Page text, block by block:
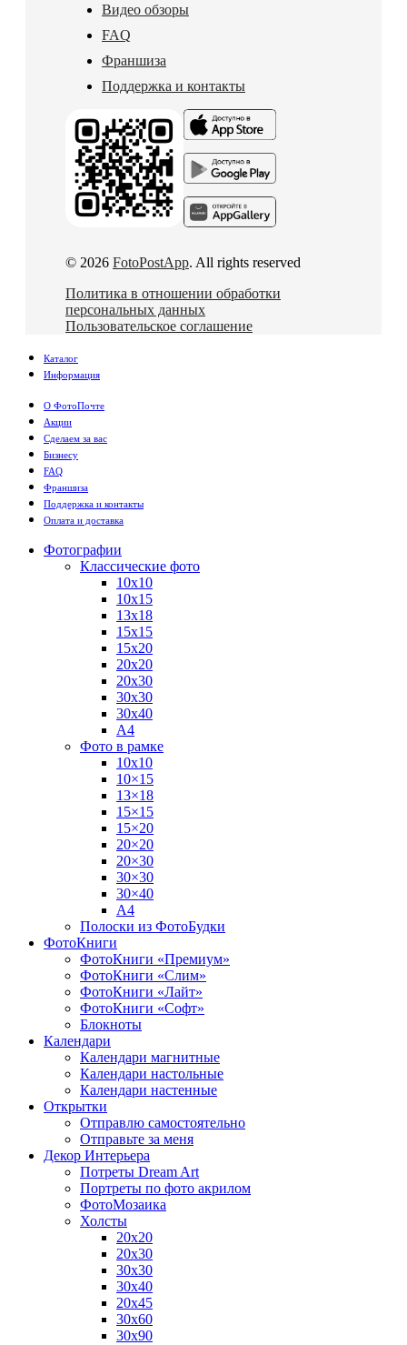
Видео обзоры
FAQ
Франшиза
Поддержка и контакты
© 2026 FotoPostApp. All rights reserved
Политика в отношении обработки
персональных данных
Пользовательское соглашение
Каталог
Информация
О ФотоПочте
Акции
Сделаем за вас
Бизнесу
FAQ
Франшиза
Поддержка и контакты
Оплата и доставка
Фотографии
Классические фото
10х10
10х15
13х18
15х15
15х20
20х20
20х30
30х30
30х40
А4
Фото в рамке
10х10
10×15
13×18
15×15
15×20
20×20
20×30
30×30
30×40
A4
Полоски из ФотоБудки
ФотоКниги
ФотоКниги «Премиум»
ФотоКниги «Слим»
ФотоКниги «Лайт»
ФотоКниги «Софт»
Блокноты
Календари
Календари магнитные
Календари настольные
Календари настенные
Открытки
Отправлю самостоятельно
Отправьте за меня
Декор Интерьера
Потреты Dream Art
Портреты по фото акрилом
ФотоМозаика
Холсты
20х20
20х30
30х30
30х40
20х45
30х60
30х90